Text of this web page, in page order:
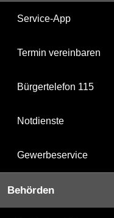
Service-App
Termin vereinbaren
Bürgertelefon 115
Notdienste
Gewerbeservice
Behörden